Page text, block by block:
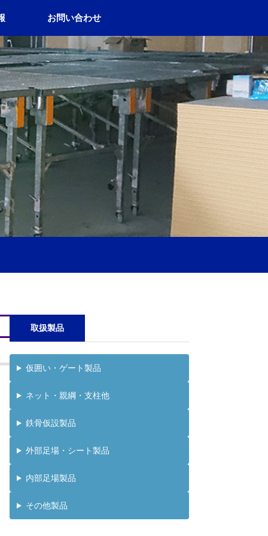
お問い合わせ
取扱製品
仮囲い・ゲート製品
ネット・親綱・支柱他
鉄骨仮設製品
外部足場・シート製品
内部足場製品
その他製品